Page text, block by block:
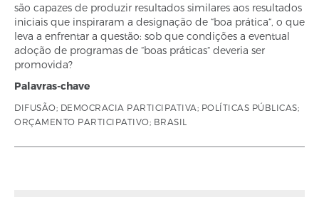
são capazes de produzir resultados similares aos resultados
iniciais que inspiraram a designação de “boa prática“, o que
leva a enfrentar a questão: sob que condições a eventual
adoção de programas de “boas práticas“ deveria ser
promovida?
Palavras-chave
DIFUSÃO; DEMOCRACIA PARTICIPATIVA; POLÍTICAS PÚBLICAS;
ORÇAMENTO PARTICIPATIVO; BRASIL